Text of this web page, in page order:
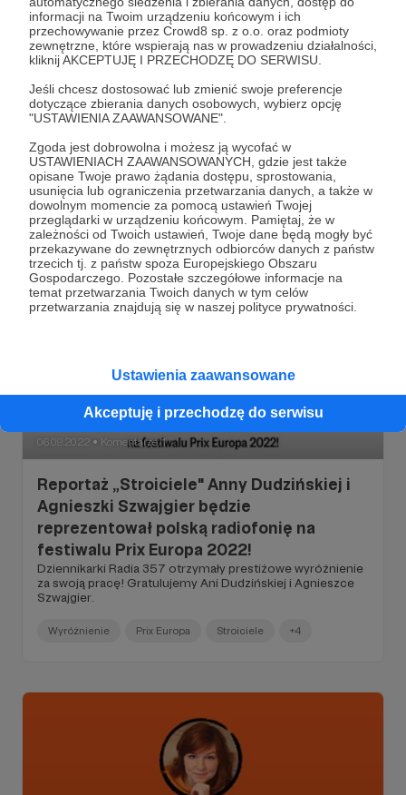
informacji na Twoim urządzeniu końcowym i ich
przechowywanie przez Crowd8 sp. z o.o. oraz podmioty
zewnętrzne, które wspierają nas w prowadzeniu działalności,
kliknij AKCEPTUJĘ I PRZECHODZĘ DO SERWISU.
Jeśli chcesz dostosować lub zmienić swoje preferencje
dotyczące zbierania danych osobowych, wybierz opcję
"USTAWIENIA ZAAWANSOWANE".
Zgoda jest dobrowolna i możesz ją wycofać w
USTAWIENIACH ZAAWANSOWANYCH, gdzie jest także
opisane Twoje prawo żądania dostępu, sprostowania,
usunięcia lub ograniczenia przetwarzania danych, a także w
dowolnym momencie za pomocą ustawień Twojej
przeglądarki w urządzeniu końcowym. Pamiętaj, że w
zależności od Twoich ustawień, Twoje dane będą mogły być
przekazywane do zewnętrznych odbiorców danych z państw
trzecich tj. z państw spoza Europejskiego Obszaru
Gospodarczego. Pozostałe szczegółowe informacje na
temat przetwarzania Twoich danych w tym celów
przetwarzania znajdują się w naszej polityce prywatności.
Ustawienia zaawansowane
Akceptuję i przechodzę do serwisu
13.11.2022 Komentarze: 5
Dzień radiowy - 13 listopada 2022 oraz
informacja o livie na temat reportażu!
Plan na niedzielę oraz zaproszenie na poniedziałkową
rozmowę Michała Olszańskiego z Agnieszką Szwajgier w
formie live'a dla Patronów o reportażu w 357!
Dzień radiowy post codzienny live dla Patronów
+4
06.09.2022 ● Komentarze: 1
Reportaż „Stroiciele" Anny Dudzińskiej i
Agnieszki Szwajgier będzie
reprezentował polską radiofonię na
festiwalu Prix Europa 2022!
Dziennikarki Radia 357 otrzymały prestiżowe wyróżnienie
za swoją pracę! Gratulujemy Ani Dudzińskiej i Agnieszce
Szwajgier.
Wyróżnienie Prix Europa Stroiciele +4